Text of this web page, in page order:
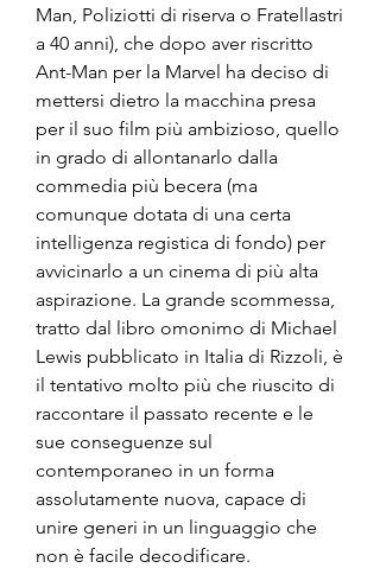
Man, Poliziotti di riserva o Fratellastri
a 40 anni), che dopo aver riscritto
Ant-Man per la Marvel ha deciso di
mettersi dietro la macchina presa
per il suo film più ambizioso, quello
in grado di allontanarlo dalla
commedia più becera (ma
comunque dotata di una certa
intelligenza registica di fondo) per
avvicinarlo a un cinema di più alta
aspirazione. La grande scommessa,
tratto dal libro omonimo di Michael
Lewis pubblicato in Italia di Rizzoli, è
il tentativo molto più che riuscito di
raccontare il passato recente e le
sue conseguenze sul
contemporaneo in un forma
assolutamente nuova, capace di
unire generi in un linguaggio che
non è facile decodificare.